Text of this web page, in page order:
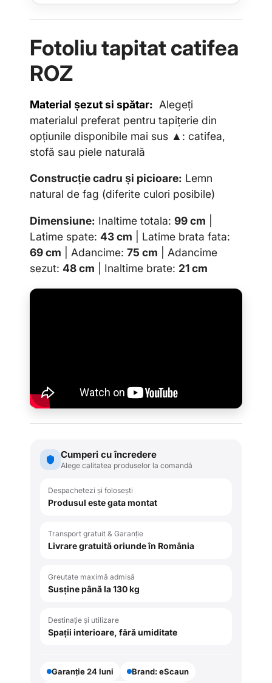
Fotoliu tapitat catifea
ROZ
Material șezut si spătar: Alegeți
materialul preferat pentru tapițerie din
opțiunile disponibile mai sus ▲: catifea,
stofă sau piele naturală
Construcție cadru și picioare: Lemn
natural de fag (diferite culori posibile)
Dimensiune: Inaltime totala: 99 cm
Latime spate: 43 cm | Latime brata fata:
69 cm | Adancime: 75 cm | Adancime
sezut: 48 cm | Inaltime brate: 21 cm
Cumperi cu încredere
Alege calitatea produselor la comandă
Despachetezi și folosești
Produsul este gata montat
Transport gratuit & Garanție
Livrare gratuită oriunde în România
Greutate maximă admisă
Susține până la 130 kg
Destinație și utilizare
Spații interioare, fără umiditate
Garanție 24 luni Brand: eScaun